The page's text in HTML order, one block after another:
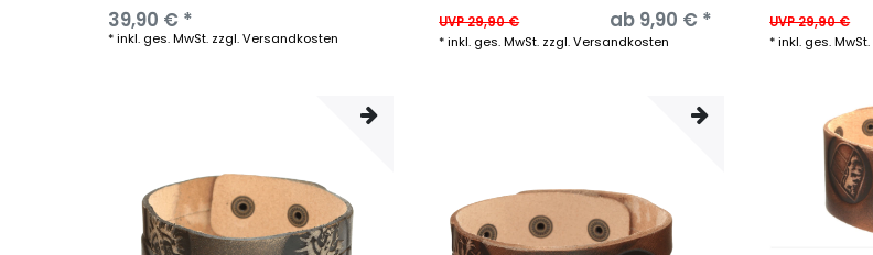
39,90 € *
*inkl. ges. MwSt. zzgl.Versandkosten
UVP 29,90 € ab 9,90 € *
*inkl. ges. MwSt. zzgl.Versandkosten
UVP 29,90 €
*inkl. ges. MwSt.